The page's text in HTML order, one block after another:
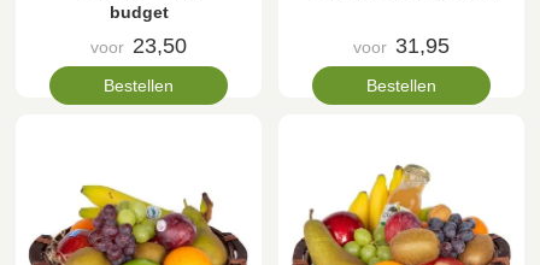
budget
voor 23,50
Bestellen
voor 31,95
Bestellen